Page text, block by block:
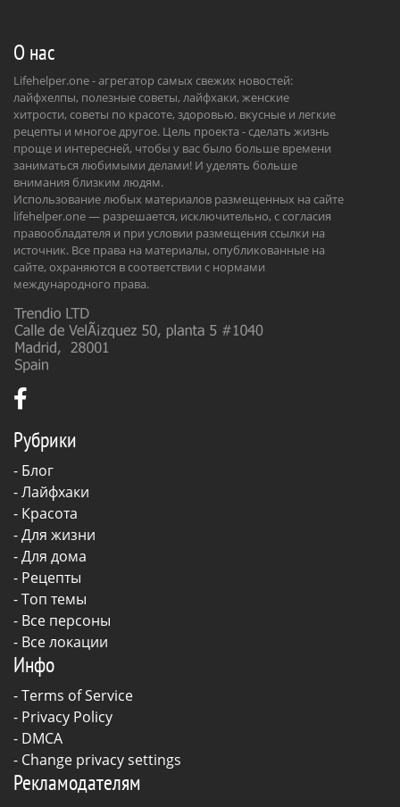
О нас
Lifehelper.one - агрегатор самых свежих новостей:
лайфхелпы, полезные советы, лайфхаки, женские
хитрости, советы по красоте, здоровью. вкусные и легкие
рецепты и многое другое. Цель проекта - сделать жизнь
проще и интересней, чтобы у вас было больше времени
заниматься любимыми делами! И уделять больше
внимания близким людям.
Использование любых материалов размещенных на сайте
lifehelper.one — разрешается, исключительно, с согласия
правообладателя и при условии размещения ссылки на
источник. Все права на материалы, опубликованные на
сайте, охраняются в соответствии с нормами
международного права.
Рубрики
- Блог
-Лайфхаки
- Красота
-Для жизни
-Для дома
- Рецепты
- Топ темы
- Все персоны
- Все локации
Инфо
-Terms of Service
- Privacy Policy
- DMCA
- Change privacy settings
Рекламодателям